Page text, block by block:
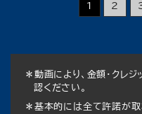
1 2
＊動画により、金額・クレ
認ください。
＊基本的には全て許諾が